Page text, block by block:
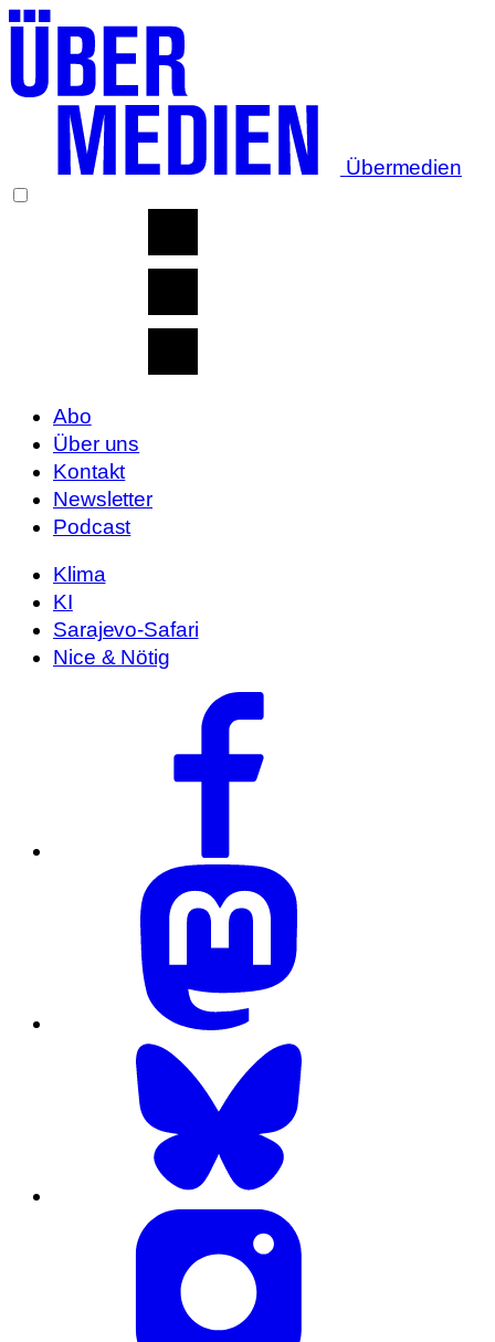
Übermedien
Abo
Über uns
Kontakt
Newsletter
Podcast
Klima
KI
Sarajevo-Safari
Nice & Nötig